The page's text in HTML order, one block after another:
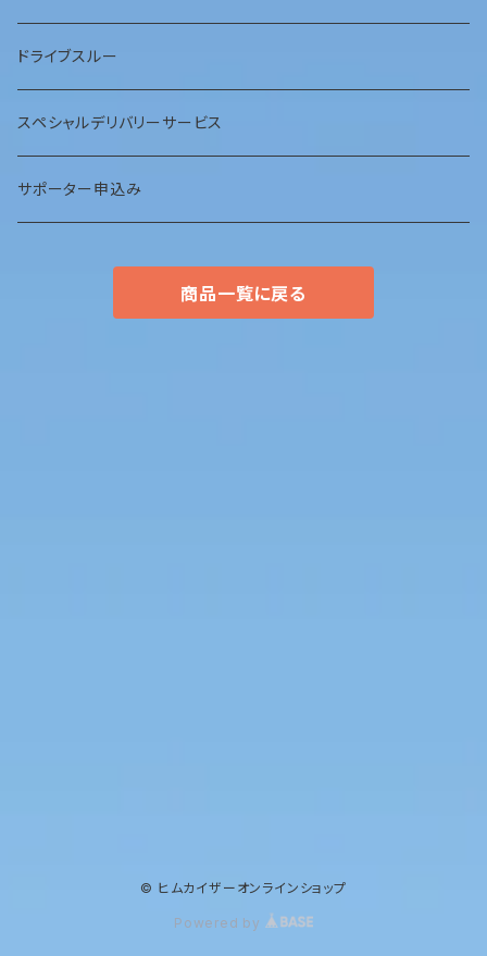
ＣＤ
ドライブスルー
スペシャルデリバリーサービス
サポーター申込み
商品一覧に戻る
© ヒムカイザーオンラインショップ
Powered by